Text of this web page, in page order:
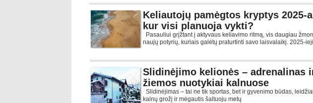
Keliautojų pamėgtos kryptys 2025-
kur visi planuoja vykti?
Pasauliui grįžtant į aktyvaus keliavimo ritmą, vis daugiau
naujų potyrių, kuriais galėtų praturtinti savo laisvalaikį. 2025-ieji
Slidinėjimo kelionės – adrenalinas
žiemos nuotykiai kalnuose
Slidinėjimas – tai ne tik sportas, bet ir gyvenimo būdas,
kalnų grožį ir mėgautis šaltuoju metų